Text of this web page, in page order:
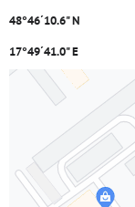
48°46´10.6" N
17°49´41.0" E
Externý